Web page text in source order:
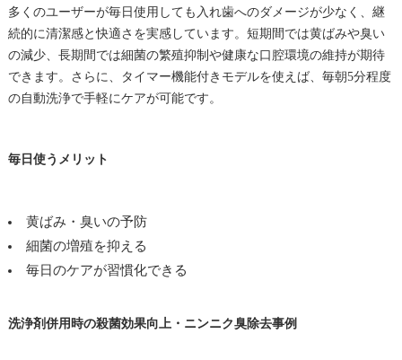
多くのユーザーが毎日使用しても入れ歯へのダメージが少なく、継
続的に清潔感と快適さを実感しています。短期間では黄ばみや臭い
の減少、長期間では細菌の繁殖抑制や健康な口腔環境の維持が期待
できます。さらに、タイマー機能付きモデルを使えば、毎朝5分程度
の自動洗浄で手軽にケアが可能です。
毎日使うメリット
黄ばみ・臭いの予防
細菌の増殖を抑える
毎日のケアが習慣化できる
洗浄剤併用時の殺菌効果向上・ニンニク臭除去事例